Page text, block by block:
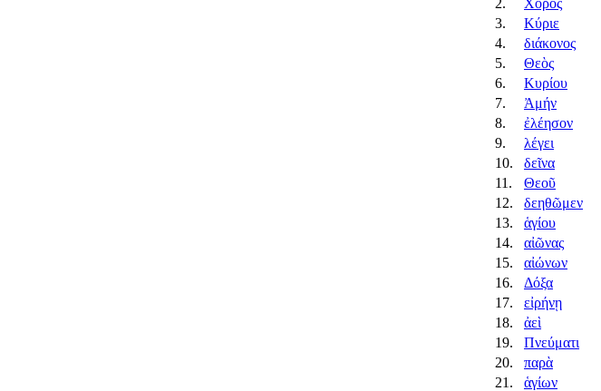
3.
Κύριε
4.
διάκονος
5.
Θεὸς
6.
Κυρίου
7.
Ἀμήν
8.
ἐλέησον
9.
λέγει
10.
δεῖνα
11.
Θεοῦ
12.
δεηθῶμεν
13.
ἁγίου
14.
αἰῶνας
15.
αἰώνων
16.
Δόξα
17.
εἰρήνῃ
18.
ἀεὶ
19.
Πνεύματι
20.
παρὰ
21.
ἁγίων